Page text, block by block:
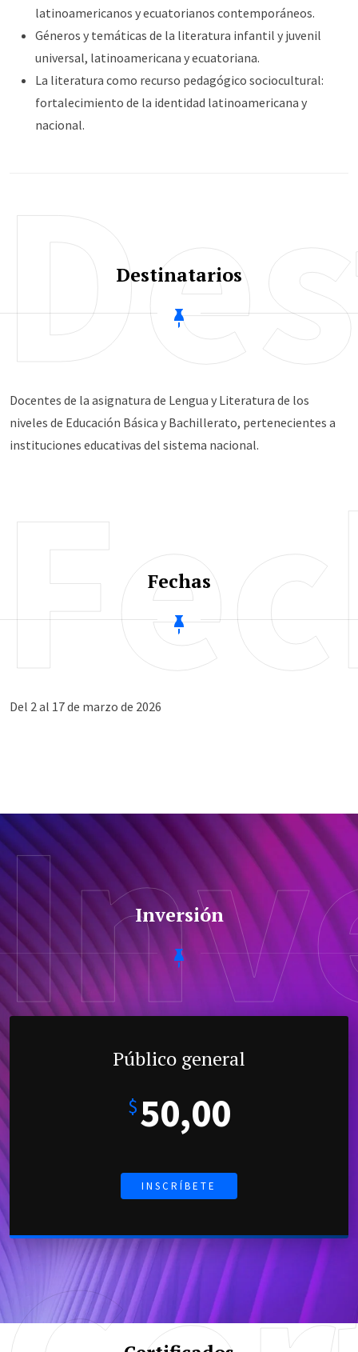
latinoamericanos y ecuatorianos contemporáneos.
Géneros y temáticas de la literatura infantil y juvenil
universal, latinoamericana y ecuatoriana.
La literatura como recurso pedagógico sociocultural:
fortalecimiento de la identidad latinoamericana y
nacional.
Destinatarios
Docentes de la asignatura de Lengua y Literatura de los
niveles de Educación Básica y Bachillerato, pertenecientes a
instituciones educativas del sistema nacional.
Fechas
Del 2 al 17 de marzo de 2026
Inversión
Público general
$50,00
INSCRÍBETE